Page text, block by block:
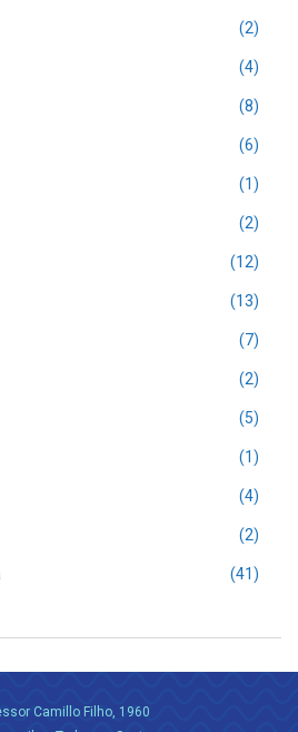
(2)
(4)
(8)
(6)
(1)
(2)
(12)
(13)
(7)
(2)
(5)
(1)
(4)
(2)
(41)
Camillo Filho, 1960